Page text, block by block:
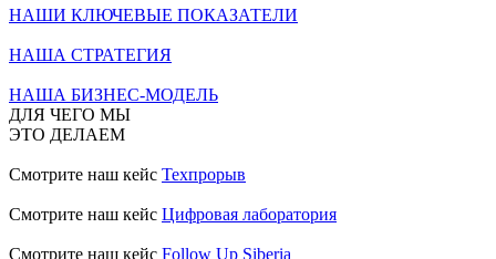
НАШИ КЛЮЧЕВЫЕ ПОКАЗАТЕЛИ
НАША СТРАТЕГИЯ
НАША БИЗНЕС-МОДЕЛЬ
ДЛЯ ЧЕГО МЫ
ЭТО ДЕЛАЕМ
Смотрите наш кейс Техпрорыв
Смотрите наш кейс Цифровая лаборатория
Смотрите наш кейс Follow Up Siberia